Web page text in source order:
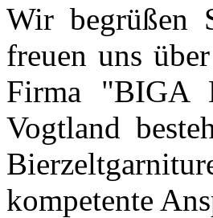
Wir begrüßen
freuen uns
Firma "BIGA
Vogtland
kompetente